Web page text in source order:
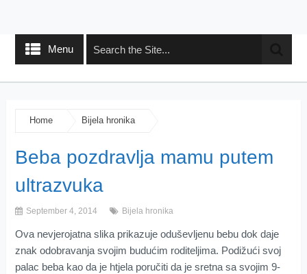
Menu
Home Bijela hronika
Beba pozdravlja mamu putem
ultrazvuka
September 4, 2014 Bijela hronika
Ova nevjerojatna slika prikazuje oduševljenu bebu dok daje
znak odobravanja svojim budućim roditeljima. Podižući svoj
palac beba kao da je htjela poručiti da je sretna sa svojim 9-